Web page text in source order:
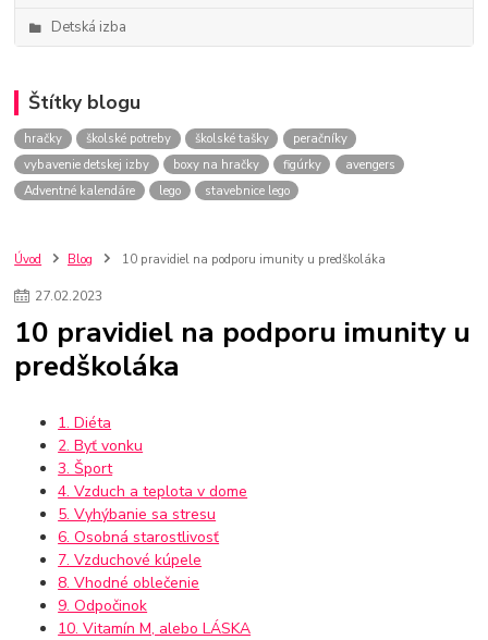
Detská izba
Štítky blogu
hračky školské potreby školské tašky
peračníky
vybavenie detskej izby
boxy na hračky figúrky
avengers
Adventné kalendáre
lego stavebnice lego
Úvod Blog 10 pravidiel na podporu imunity u predškoláka
27.02.2023
10 pravidiel na podporu imunity u
predškoláka
1. Diéta
2. Byť vonku
3. Šport
4. Vzduch a teplota v dome
5. Vyhýbanie sa stresu
6. Osobná starostlivosť
7. Vzduchové kúpele
8. Vhodné oblečenie
9. Odpočinok
10. Vitamín M, alebo LÁSKA